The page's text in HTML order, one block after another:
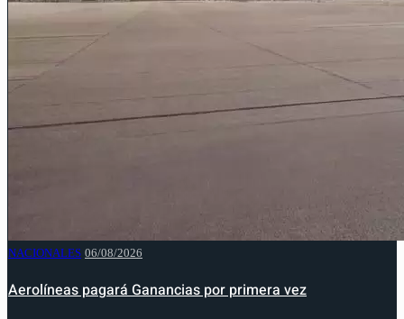
NACIONALES 06/08/2026
Aerolíneas pagará Ganancias por primera vez